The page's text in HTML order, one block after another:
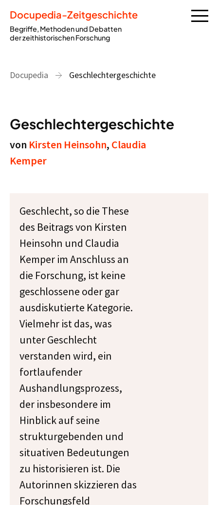
Docupedia-Zeitgeschichte
Begriffe, Methoden und Debatten
der zeithistorischen Forschung
Docupedia Geschlechtergeschichte
Geschlechtergeschichte
von Kirsten Heinsohn, Claudia
Kemper
Geschlecht, so die These
des Beitrags von Kirsten
Heinsohn und Claudia
Kemper im Anschluss an
die Forschung, ist keine
geschlossene oder gar
ausdiskutierte Kategorie.
Vielmehr ist das, was
unter Geschlecht
verstanden wird, ein
fortlaufender
Aushandlungsprozess,
der insbesondere im
Hinblick auf seine
strukturgebenden und
situativen Bedeutungen
zu historisieren ist. Die
Autorinnen skizzieren das
Forschungsfeld